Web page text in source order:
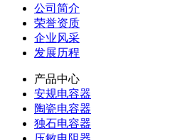
公司简介
荣誉资质
企业风采
发展历程
产品中心
安规电容器
陶瓷电容器
独石电容器